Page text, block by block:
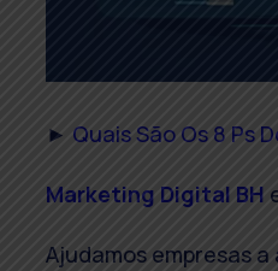
► Quais São Os 8 Ps
Marketing Digital BH
Ajudamos empresas